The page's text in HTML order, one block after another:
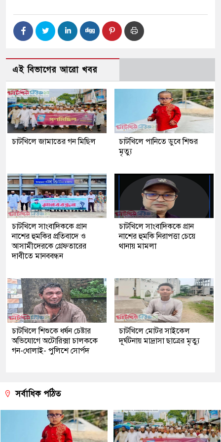
এই বিভাগের আরো খবর
চাটখিলে জামাতের গন মিছিল
চাটখিলে পানিতে ডুবে শিশুর
মৃত্যু
চাটখিলে সাংবাদিককে প্রান
নাশের হুমকির প্রতিবাদে ও
আসামীদেরকে গ্রেফতারের
দাবীতে মানববন্ধন
চাটখিলে সাংবাদিককে প্রান
নাশের হুমকি নিরাপত্তা চেয়ে
থানায় মামলা
চাটখিলে শিশুকে ধর্ষন চেষ্টার
অভিযোগে অটোরিক্সা চালককে
গন-ধোলাই- পুলিশে সোর্পদ
চাটখিলে মোটর সাইকেল
দূর্ঘটনায় মাদ্রাসা ছাত্রের মৃত্যু
সর্বাধিক পঠিত